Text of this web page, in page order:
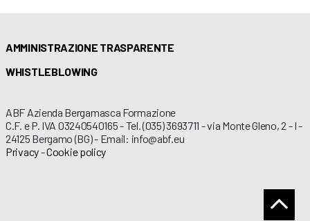
AMMINISTRAZIONE TRASPARENTE
WHISTLEBLOWING
ABF Azienda Bergamasca Formazione
C.F. e P. IVA 03240540165 - Tel. (035) 3693711 - via Monte Gleno, 2 - I -
24125 Bergamo (BG) - Email: info@abf.eu
Privacy-Cookie policy